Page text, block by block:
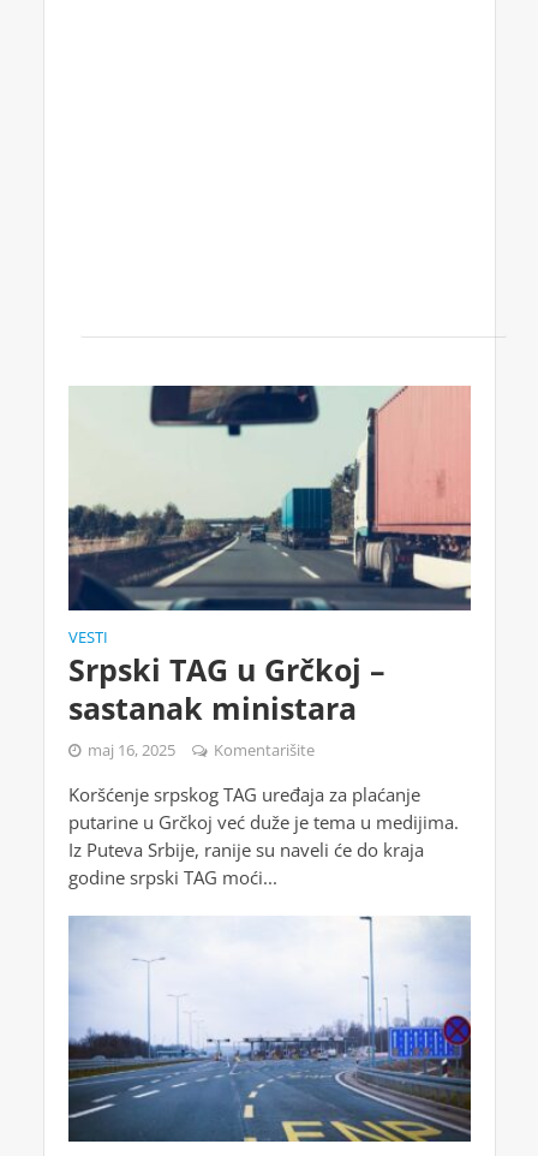
VESTI
Srpski TAG u Grčkoj –
sastanak ministara
maj 16, 2025 Komentarišite
Koršćenje srpskog TAG uređaja za plaćanje
putarine u Grčkoj već duže je tema u medijima.
Iz Puteva Srbije, ranije su naveli će do kraja
godine srpski TAG moći...